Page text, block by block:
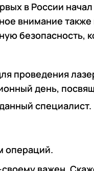
в России
внимание
безопасность,
проведения
день,
специалист.
операций.